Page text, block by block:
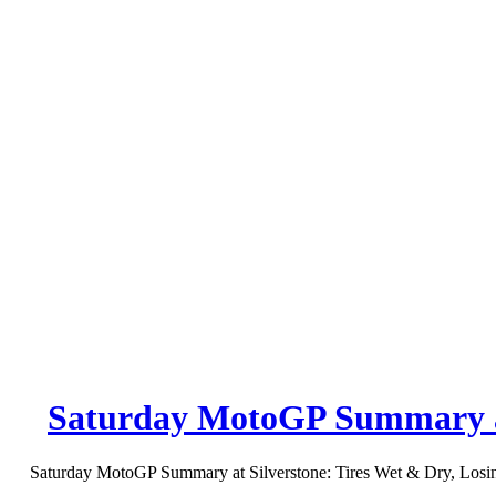
Saturday MotoGP
Saturday MotoGP Summary at Silverstone: Tires Wet & Dry,